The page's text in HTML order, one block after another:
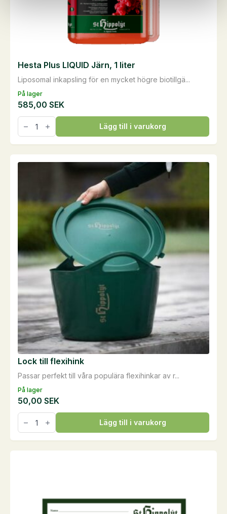
På lager
Liposomal inkapsling för en mycket högre biotillgä...
Hesta Plus LIQUID Järn, 1 liter
585,00 SEK
Hesta
Plus
LIQUID
Järn,
liter
Lägg till i varukorg
På lager
Passar perfekt till våra populära flexihinkar av r...
Lock till flexihink
50,00 SEK
Lock
till
flexihink
mängd
Lägg till i varukorg